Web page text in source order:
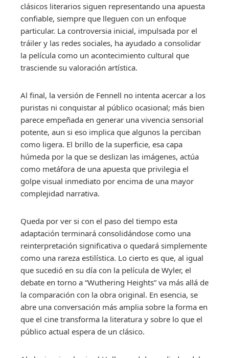
clásicos literarios siguen representando una apuesta
confiable, siempre que lleguen con un enfoque
particular. La controversia inicial, impulsada por el
tráiler y las redes sociales, ha ayudado a consolidar
la película como un acontecimiento cultural que
trasciende su valoración artística.
Al final, la versión de Fennell no intenta acercar a los
puristas ni conquistar al público ocasional; más bien
parece empeñada en generar una vivencia sensorial
potente, aun si eso implica que algunos la perciban
como ligera. El brillo de la superficie, esa capa
húmeda por la que se deslizan las imágenes, actúa
como metáfora de una apuesta que privilegia el
golpe visual inmediato por encima de una mayor
complejidad narrativa.
Queda por ver si con el paso del tiempo esta
adaptación terminará consolidándose como una
reinterpretación significativa o quedará simplemente
como una rareza estilística. Lo cierto es que, al igual
que sucedió en su día con la película de Wyler, el
debate en torno a “Wuthering Heights” va más allá de
la comparación con la obra original. En esencia, se
abre una conversación más amplia sobre la forma en
que el cine transforma la literatura y sobre lo que el
público actual espera de un clásico.